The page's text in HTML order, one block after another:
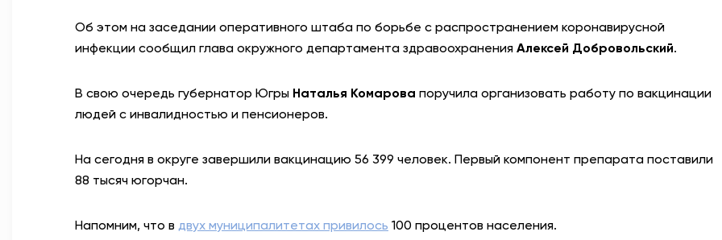
АНТИТЕРРОР
ОФИЦИАЛЬНО
94,84
Об этом на заседании оперативного штаба по борьбе с распространением коронавирусной
инфекции сообщил глава окружного департамента здравоохранения Алексей Добровольский.
В свою очередь губернатор Югры Наталья Комарова поручила организовать работу по вакцинации
людей с инвалидностью и пенсионеров.
На сегодня в округе завершили вакцинацию 56 399 человек. Первый компонент препарата поставили
88 тысяч югорчан.
Напомним, что в двух муниципалитетах привилось 100 процентов населения.